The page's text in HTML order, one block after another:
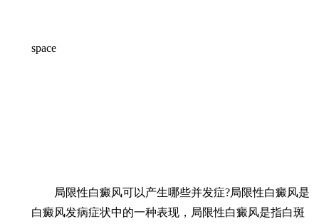
space
局限性白癜风可以产生哪些并发症?局限性白癜风是
白癜风发病症状中的一种表现，局限性白癜风是指白斑